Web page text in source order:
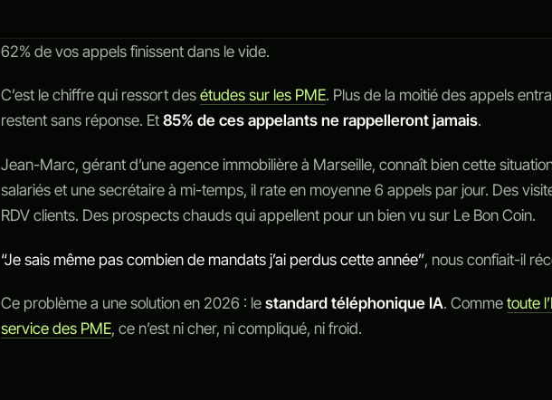
62% de vos appels finissent dans le vide.
C’est le chiffre qui ressort desétudes sur les PME. Plus de la moitié des appels
restent sans réponse. Et85% de ces appelants ne rappelleront jamais.
Jean-Marc, gérant d’une agence immobilière à Marseille, connaît bien cette
salariés et une secrétaire à mi-temps, il rate en moyenne 6 appels par jour. Des
RDV clients. Des prospects chauds qui appellent pour un bien vu sur Le Bon Coin.
“Je sais même pas combien de mandats j’ai perdus cette année”, nous confiait-il
Ce problème a une solution en 2026 : lestandard téléphonique IA. Commetoute
service des PME, ce n’est ni cher, ni compliqué, ni froid.